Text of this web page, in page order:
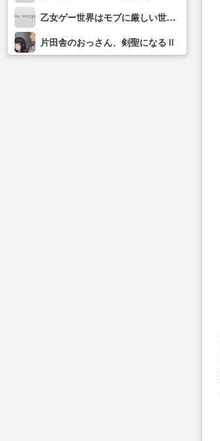
乙女ゲー世界はモブに厳しい世界です2
片田舎のおっさん、剣聖になるⅡ